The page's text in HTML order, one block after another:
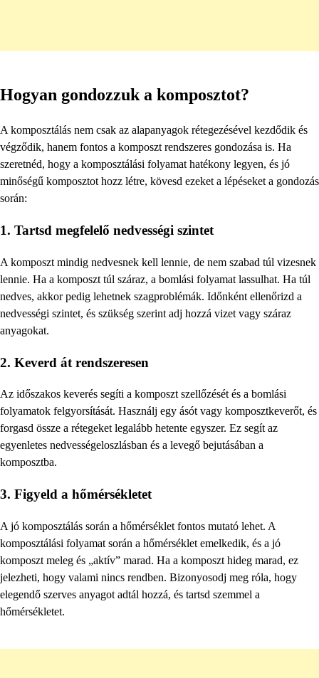
Hogyan gondozzuk a komposztot?
A komposztálás nem csak az alapanyagok rétegezésével kezdődik és
végződik, hanem fontos a komposzt rendszeres gondozása is. Ha
szeretnéd, hogy a komposztálási folyamat hatékony legyen, és jó
minőségű komposztot hozz létre, kövesd ezeket a lépéseket a gondozás
során:
1. Tartsd megfelelő nedvességi szintet
A komposzt mindig nedvesnek kell lennie, de nem szabad túl vizesnek
lennie. Ha a komposzt túl száraz, a bomlási folyamat lassulhat. Ha túl
nedves, akkor pedig lehetnek szagproblémák. Időnként ellenőrizd a
nedvességi szintet, és szükség szerint adj hozzá vizet vagy száraz
anyagokat.
2. Keverd át rendszeresen
Az időszakos keverés segíti a komposzt szellőzését és a bomlási
folyamatok felgyorsítását. Használj egy ásót vagy komposztkeverőt, és
forgasd össze a rétegeket legalább hetente egyszer. Ez segít az
egyenletes nedvességeloszlásban és a levegő bejutásában a
komposztba.
3. Figyeld a hőmérsékletet
A jó komposztálás során a hőmérséklet fontos mutató lehet. A
komposztálási folyamat során a hőmérséklet emelkedik, és a jó
komposzt meleg és „aktív” marad. Ha a komposzt hideg marad, ez
jelezheti, hogy valami nincs rendben. Bizonyosodj meg róla, hogy
elegendő szerves anyagot adtál hozzá, és tartsd szemmel a
hőmérsékletet.